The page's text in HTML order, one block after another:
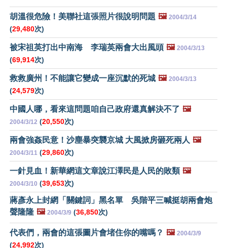
胡溫很危險！美聯社這張照片很說明問題 🖼️ 2004/3/14
(29,480次)
被宋祖英打出中南海 李瑞英兩會大出風頭 🖼️ 2004/3/13
(69,914次)
救救廣州！不能讓它變成一座沉默的死城 🖼️ 2004/3/13
(24,579次)
中國人哪，看來這問題咱自己政府還真解決不了 🖼️
2004/3/12 (20,550次)
兩會強姦民意！沙塵暴突襲京城 大風掀房砸死兩人 🖼️
2004/3/11 (29,860次)
一針見血！新華網這文章說江澤民是人民的敗類 🖼️
2004/3/10 (39,653次)
蔣彥永上封網「關鍵詞」黑名單 吳階平三喊挺胡兩會炮
聲隆隆 🖼️ 2004/3/9 (36,850次)
代表們，兩會的這張圖片會堵住你的嘴嗎？ 🖼️ 2004/3/9
(24,992次)